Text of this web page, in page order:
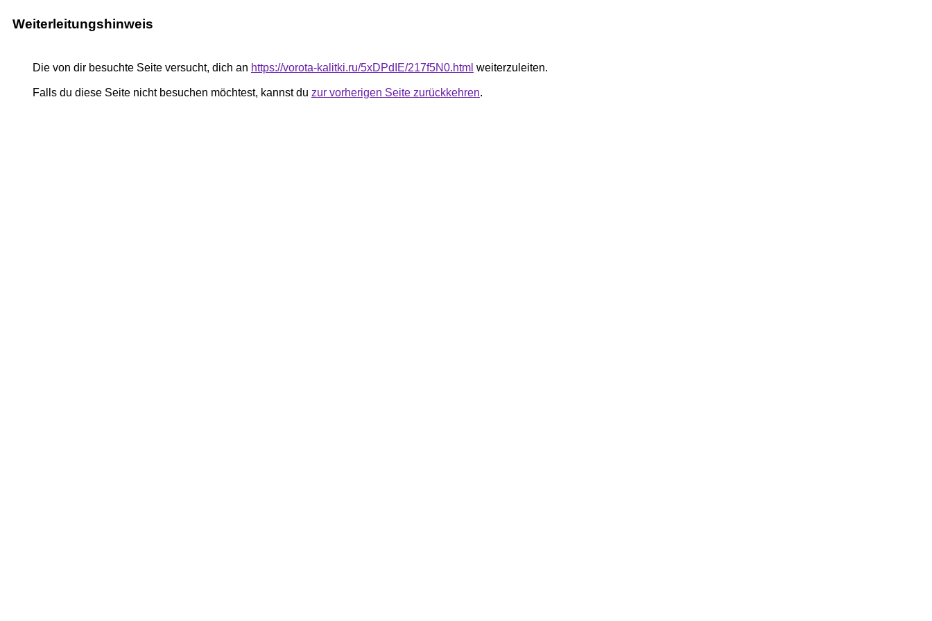
Weiterleitungshinweis
Die von dir besuchte Seite versucht, dich an https://vorota-kalitki.ru/5xDPdIE/217f5N0.html weiterzuleiten.
Falls du diese Seite nicht besuchen möchtest, kannst du zur vorherigen Seite zurückkehren.